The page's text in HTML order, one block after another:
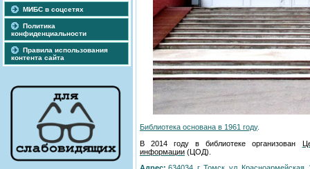
МИБС в соцсетях
Политика
конфиденциальности
Правила использования
контента сайта
Библиотека основана в 1961 году.
В 2014 году в библиотеке организован
информации (ЦОД).